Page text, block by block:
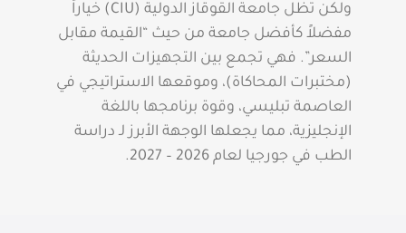
ولكن تظل جامعة القوقاز الدولية (CIU) خياراً
مفضلاً كأفضل جامعة من حيث “القيمة مقابل
السعر”. فهي تجمع بين التجهيزات الحديثة
(مختبرات المحاكاة)، وموقعها الاستراتيجي في
العاصمة تبليسي، وقوة برنامجها باللغة
الإنجليزية، مما يجعلها الوجهة الأبرز لـ دراسة
الطب في جورجيا لعام 2026 – 2027.